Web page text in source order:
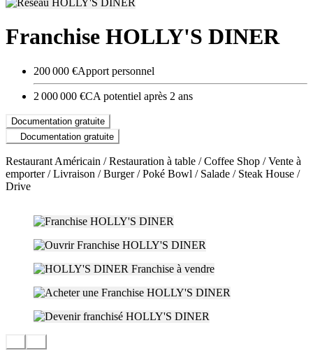
Franchise HOLLY'S DINER
200 000 €Apport personnel
2 000 000 €CA potentiel après 2 ans
Documentation gratuite
Documentation gratuite
Restaurant Américain / Restauration à table / Coffee Shop / Vente à
emporter / Livraison / Burger / Poké Bowl / Salade / Steak House /
Drive